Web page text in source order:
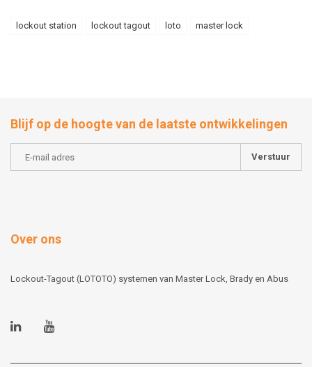
lockout station lockout tagout loto master lock
Blijf op de hoogte van de laatste ontwikkelingen
Verstuur
Over ons
Lockout-Tagout (LOTOTO) systemen van Master Lock, Brady en Abus